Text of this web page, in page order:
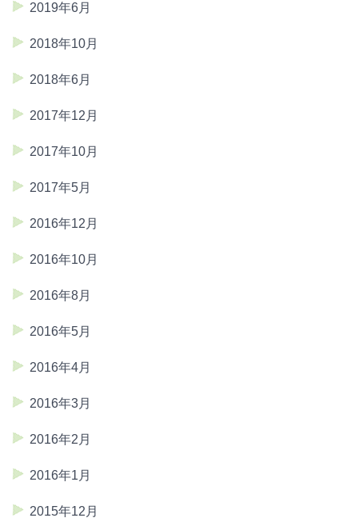
2019年6月
2018年10月
2018年6月
2017年12月
2017年10月
2017年5月
2016年12月
2016年10月
2016年8月
2016年5月
2016年4月
2016年3月
2016年2月
2016年1月
2015年12月